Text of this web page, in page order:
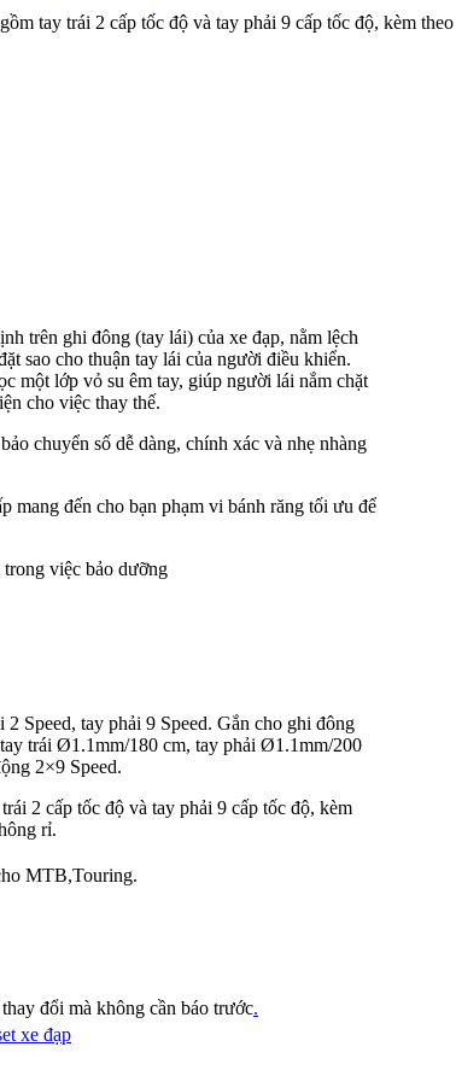
tay trái 2 cấp tốc độ và tay phải 9 cấp tốc độ, kèm
trên ghi đông (tay lái) của xe đạp, nằm lệch
sao cho thuận tay lái của người điều khiển.
một lớp vỏ su êm tay, giúp người lái nắm chặt
cho việc thay thế.
chuyển số dễ dàng, chính xác và nhẹ nhàng
mang đến cho bạn phạm vi bánh răng tối ưu để
việc bảo dưỡng
Speed, tay phải 9 Speed. Gắn cho ghi đông
trái Ø1.1mm/180 cm, tay phải Ø1.1mm/200
2×9 Speed.
2 cấp tốc độ và tay phải 9 cấp tốc độ, kèm
rỉ.
MTB,Touring.
đổi mà không cần báo trước.
xe đạp